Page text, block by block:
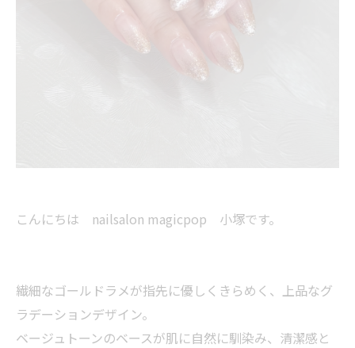
こんにちは nailsalon magicpop 小塚です。
繊細なゴールドラメが指先に優しくきらめく、上品なグ
ラデーションデザイン。
ベージュトーンのベースが肌に自然に馴染み、清潔感と